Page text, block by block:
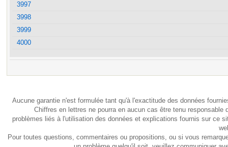
3997
3998
3999
4000
Aucune garantie n'est formulée tant qu'à l'exactitude des données
Chiffres en lettres ne pourra en aucun cas être tenu responsable
problèmes liés à l'utilisation des données et explications fournis sur ce
Pour toutes questions, commentaires ou propositions, ou si vous